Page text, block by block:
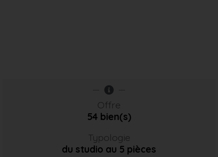
Offre
54 bien(s)
Typologie
du studio au 5 pièces